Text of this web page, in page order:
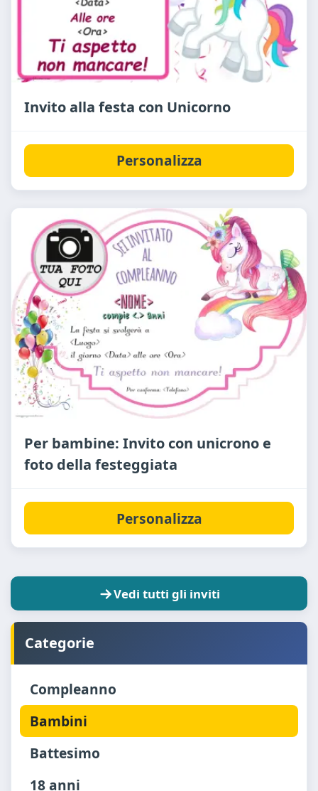
Invito alla festa con Unicorno
Personalizza
Per bambine: Invito con unicrono e
foto della festeggiata
Personalizza
Vedi tutti gli inviti
Categorie
Compleanno
Bambini
Battesimo
18 anni